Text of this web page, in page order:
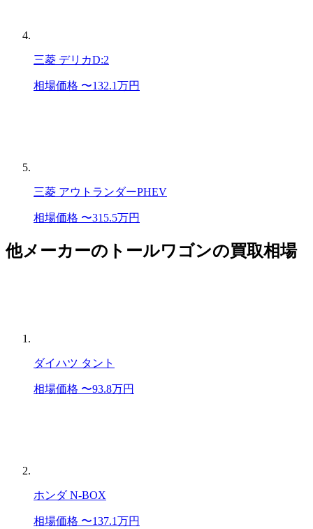
三菱 デリカD:2
相場価格 〜132.1万円
三菱 アウトランダーPHEV
相場価格 〜315.5万円
他メーカーのトールワゴンの買取相場
ダイハツ タント
相場価格 〜93.8万円
ホンダ N-BOX
相場価格 〜137.1万円